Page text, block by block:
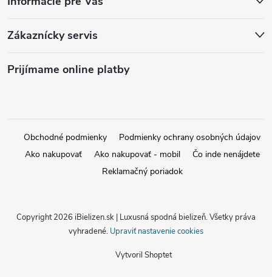
Zákaznícky servis
Prijímame online platby
Obchodné podmienky
Podmienky ochrany osobných údajov
Ako nakupovať
Ako nakupovať - mobil
Čo inde nenájdete
Reklamačný poriadok
Vytvoril Shoptet
Copyright 2026 iBielizen.sk | Luxusná spodná bielizeň. Všetky práva
vyhradené. Upraviť nastavenie cookies